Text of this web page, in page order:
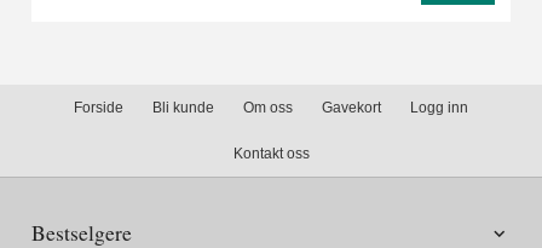
Forside Bli kunde Om oss Gavekort Logg inn
Kontakt oss
Bestselgere